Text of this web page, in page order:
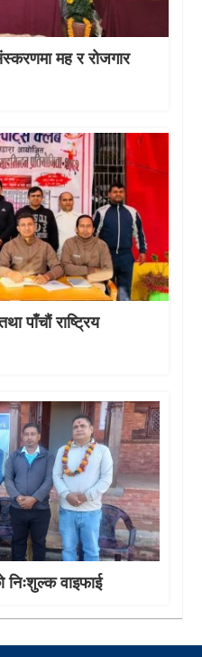
मह र रोजगार
पाँचौं राष्ट्रिय
निःशुल्क वाइफाई